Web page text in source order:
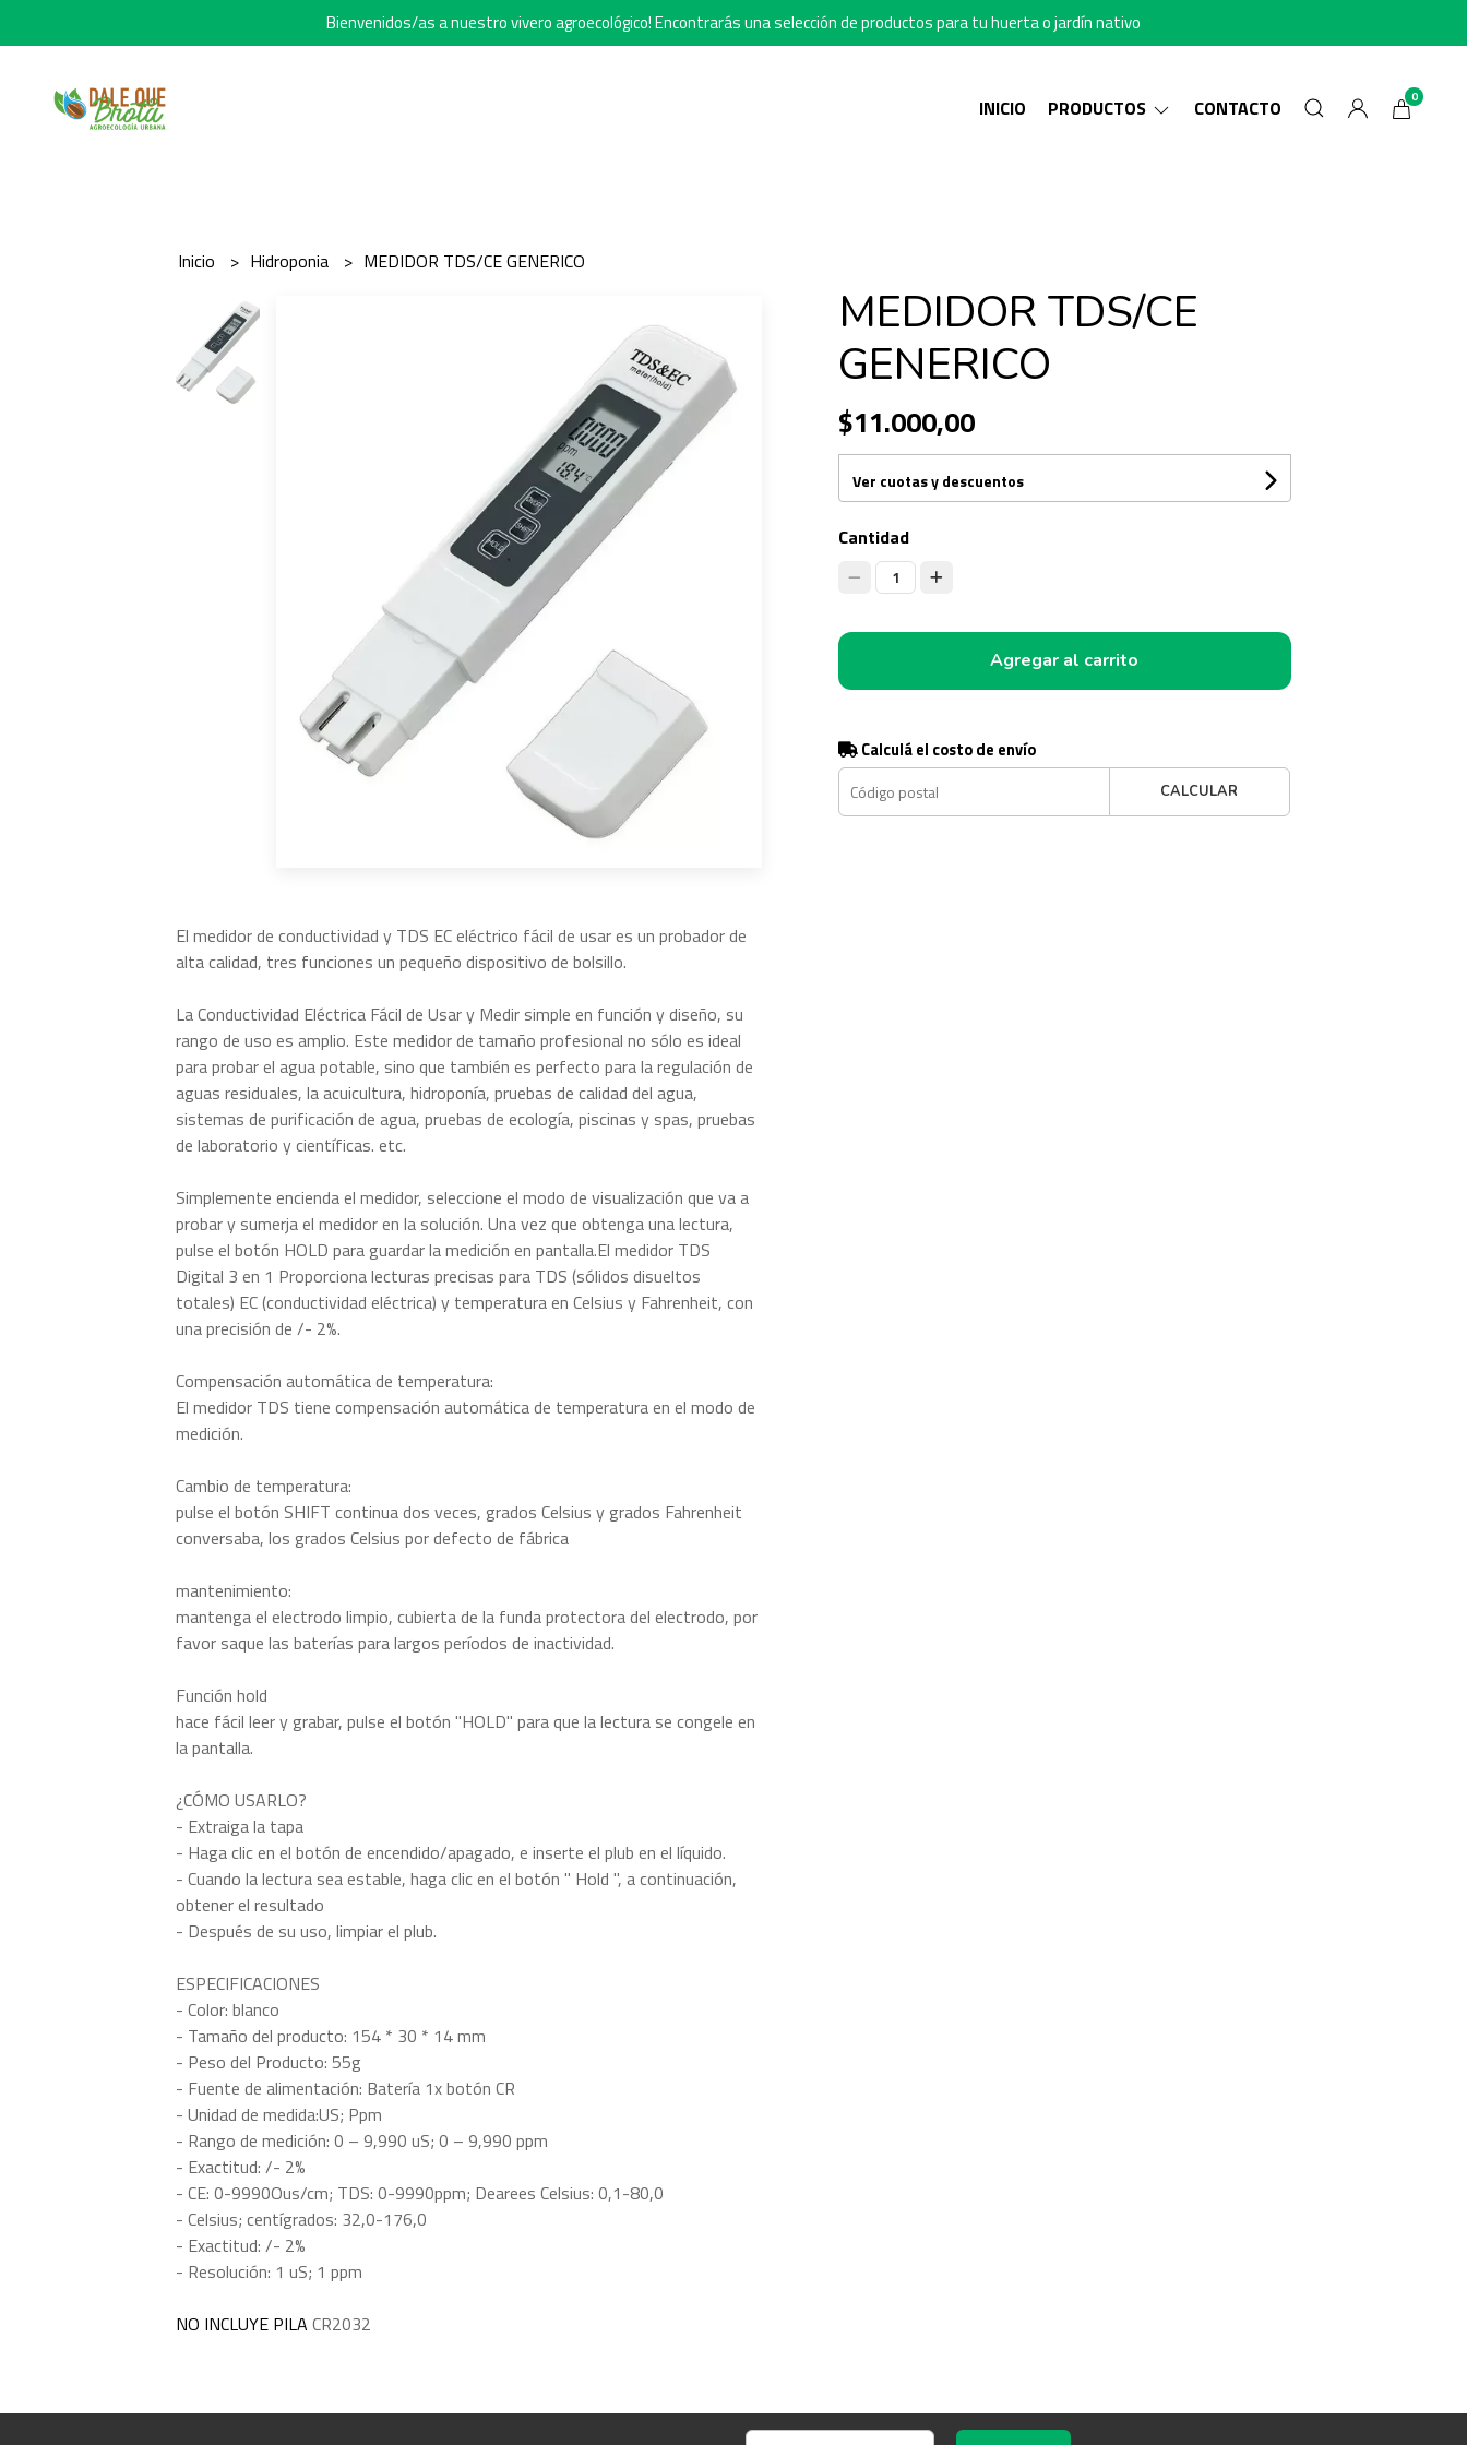
Bienvenidos/as a nuestro vivero agroecológico! Encontrarás una selección de productos para tu huerta o jardín nativo
INICIO PRODUCTOS CONTACTO 0
Inicio Hidroponia MEDIDOR TDS/CE GENERICO
El medidor de conductividad y TDS EC eléctrico fácil de usar es un probador de
alta calidad, tres funciones un pequeño dispositivo de bolsillo.
La Conductividad Eléctrica Fácil de Usar y Medir simple en función y diseño, su
rango de uso es amplio. Este medidor de tamaño profesional no sólo es ideal
para probar el agua potable, sino que también es perfecto para la regulación de
aguas residuales, la acuicultura, hidroponía, pruebas de calidad del agua,
sistemas de purificación de agua, pruebas de ecología, piscinas y spas, pruebas
de laboratorio y científicas. etc.
Simplemente encienda el medidor, seleccione el modo de visualización que va a
probar y sumerja el medidor en la solución. Una vez que obtenga una lectura,
pulse el botón HOLD para guardar la medición en pantalla.El medidor TDS
Digital 3 en 1 Proporciona lecturas precisas para TDS (sólidos disueltos
totales) EC (conductividad eléctrica) y temperatura en Celsius y Fahrenheit, con
una precisión de /- 2%.
Compensación automática de temperatura:
El medidor TDS tiene compensación automática de temperatura en el modo de
medición.
Cambio de temperatura:
pulse el botón SHIFT continua dos veces, grados Celsius y grados Fahrenheit
conversaba, los grados Celsius por defecto de fábrica
mantenimiento:
mantenga el electrodo limpio, cubierta de la funda protectora del electrodo, por
favor saque las baterías para largos períodos de inactividad.
Función hold
hace fácil leer y grabar, pulse el botón "HOLD" para que la lectura se congele en
la pantalla.
¿CÓMO USARLO?
- Extraiga la tapa
- Haga clic en el botón de encendido/apagado, e inserte el plub en el líquido.
- Cuando la lectura sea estable, haga clic en el botón " Hold ", a continuación,
obtener el resultado
- Después de su uso, limpiar el plub.
ESPECIFICACIONES
- Color: blanco
- Tamaño del producto: 154 * 30 * 14 mm
- Peso del Producto: 55g
- Fuente de alimentación: Batería 1x botón CR
- Unidad de medida:US; Ppm
- Rango de medición: 0 – 9,990 uS; 0 – 9,990 ppm
- Exactitud: /- 2%
- CE: 0-9990Ous/cm; TDS: 0-9990ppm; Dearees Celsius: 0,1-80,0
- Celsius; centígrados: 32,0-176,0
- Exactitud: /- 2%
- Resolución: 1 uS; 1 ppm
NO INCLUYE PILACR2032
MEDIDOR TDS/CE
GENERICO
$11.000,00
Ver cuotas y descuentos
Cantidad
1
Agregar al carrito
Calculá el costo de envío
CALCULAR